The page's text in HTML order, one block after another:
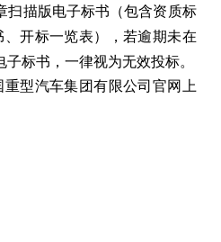
扫描版电子标书（包含资质标
开标一览表），若逾期未在
标书，一律视为无效投标。
型汽车集团有限公司官网上